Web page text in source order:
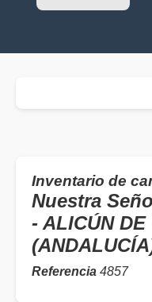
Inventario de
Nuestra
- ALICÚN DE
Referencia 4857